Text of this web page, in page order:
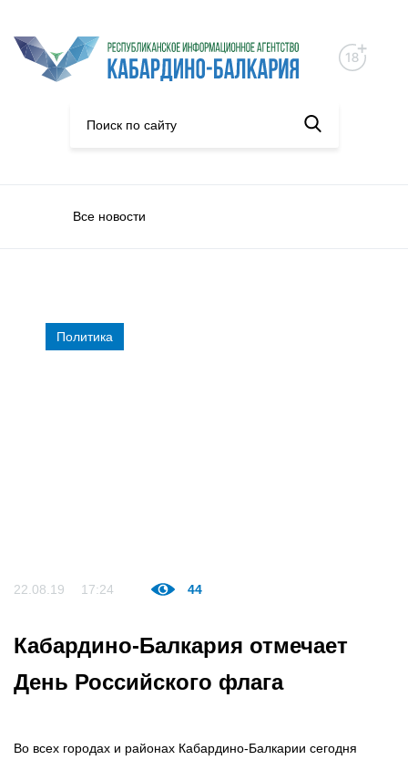
Все новости
Политика
22.08.19 17:24 44
Кабардино-Балкария отмечает
День Российского флага
Во всех городах и районах Кабардино-Балкарии сегодня